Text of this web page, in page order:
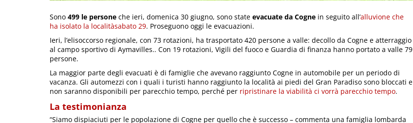
Sono 499 le persone che ieri, domenica 30 giugno, sono state evacuate da Cogne in seguito all’alluvione che
ha isolato la localitàsabato 29. Proseguono oggi le evacuazioni.
Ieri, l’elisoccorso regionale, con 73 rotazioni, ha trasportato 420 persone a valle: decollo da Cogne e atterraggio
al campo sportivo di Aymavilles.. Con 19 rotazioni, Vigili del fuoco e Guardia di finanza hanno portato a valle 79
persone.
La maggior parte degli evacuati è di famiglie che avevano raggiunto Cogne in automobile per un periodo di
vacanza. Gli automezzi con i quali i turisti hanno raggiunto la località ai piedi del Gran Paradiso sono bloccati e
non saranno disponibili per parecchio tempo, perché per ripristinare la viabilità ci vorrà parecchio tempo.
La testimonianza
“Siamo dispiaciuti per le popolazione di Cogne per quello che è successo – commenta una famiglia lombarda